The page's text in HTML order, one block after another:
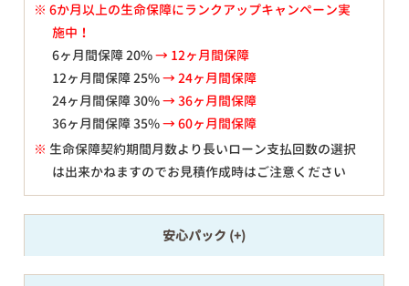
※ 6か月以上の生命保障にランクアップキャンペーン実
施中！
6ヶ月間保障 20%→ 12ヶ月間保障
12ヶ月間保障 25%→ 24ヶ月間保障
24ヶ月間保障 30%→ 36ヶ月間保障
36ヶ月間保障 35%→ 60ヶ月間保障
※ 生命保障契約期間月数より長いローン支払回数の選択
は出来かねますのでお見積作成時はご注意ください
安心パック